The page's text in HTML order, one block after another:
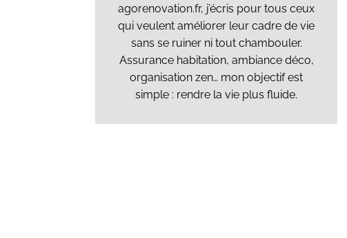
agorenovation.fr, j’écris pour tous ceux
qui veulent améliorer leur cadre de vie
sans se ruiner ni tout chambouler.
Assurance habitation, ambiance déco,
organisation zen… mon objectif est
simple : rendre la vie plus fluide.